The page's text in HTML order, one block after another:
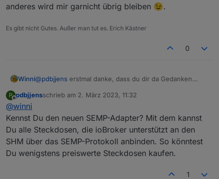
anderes wird mir garnicht übrig bleiben 😉.
Es gibt nicht Gutes. Außer man tut es. Erich Kästner
0
Winni@pdbjjens erstmal danke, dass du dir da Gedanken
Zwischenstecker aus dem Homemanager kommen. Ein
leisten, aber der von dir erwähnte konnte das leider
nicht, ist auch recht bald nicht weiter entwickelt worden.
Ich werde die vorhandenen Zwischenstecker Zug um
Zug durch andere ersetzen. Ich denke was anderes wird
mir garnicht übrig bleiben 😉.
P
Offline
pdbjjensschrieb am 2. März 2023, 11:32
zuletzt editiert von
@winni
Kennst Du den neuen SEMP-Adapter? Mit dem kannst
Du alle Steckdosen, die ioBroker unterstützt an den
SHM über das SEMP-Protokoll anbinden. So könntest
Du wenigstens preiswerte Steckdosen kaufen.
1